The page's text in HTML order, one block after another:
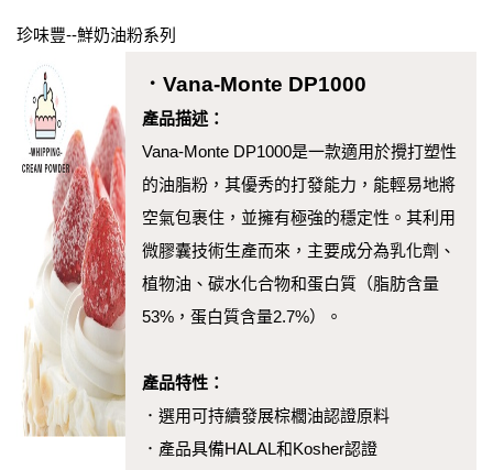
珍味豐--鮮奶油粉系列
．Vana-Monte DP1000
產品描述：
Vana-Monte DP1000是一款適用於攪打塑性
的油脂粉，其優秀的打發能力，能輕易地將
空氣包裹住，並擁有極強的穩定性。其利用
微膠囊技術生產而來，主要成分為乳化劑、
植物油、碳水化合物和蛋白質（脂肪含量
53%，蛋白質含量2.7%）。
產品特性：
．選用可持續發展棕櫚油認證原料
．產品具備HALAL和Kosher認證